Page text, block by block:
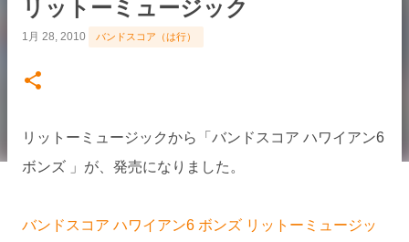
リットーミュージック
1月 28, 2010 バンドスコア（は行）
リットーミュージックから「バンドスコア ハワイアン6
ボンズ 」が、発売になりました。
バンドスコア ハワイアン6 ボンズ リットーミュージッ